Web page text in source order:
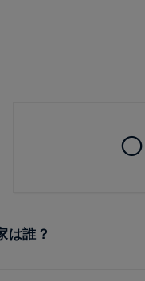
◯
は誰？